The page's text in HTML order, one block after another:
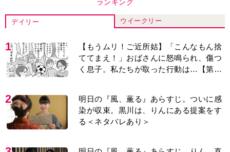
ランキング
デイリー ウイークリー
1
【もうムリ！ご近所姑】「こんなもん捨
ててまえ！」おばさんに怒鳴られ、傷つ
く息子。私たちが取った行動は…【第3
2
明日の『風、薫る』あらすじ。ついに感
染が収束。黒川は、りんにある提案をす
る＜ネタバレあり＞